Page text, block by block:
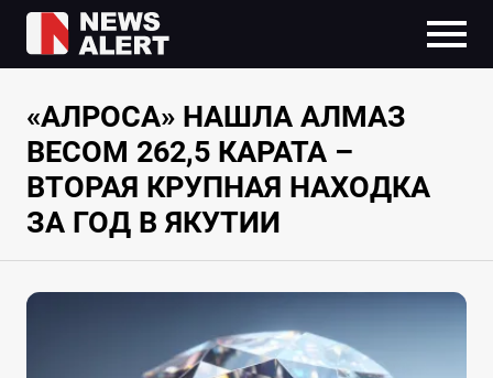
«АЛРОСА» НАШЛА АЛМАЗ
ВЕСОМ 262,5 КАРАТА –
ВТОРАЯ КРУПНАЯ НАХОДКА
ЗА ГОД В ЯКУТИИ